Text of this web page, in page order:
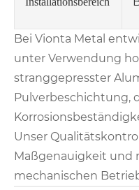
Bei Vionta Metal
unter Verwendung
stranggepresster
Pulverbeschichtung,
Unser
Maßgenauigkeit und
mechanischen